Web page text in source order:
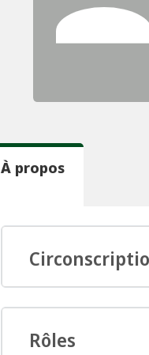
À propos
Rôles